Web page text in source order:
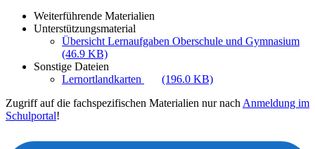
Weiterführende Materialien
Unterstützungsmaterial
Übersicht Lernaufgaben Oberschule und Gymnasium
(46.9 KB)
Sonstige Dateien
Lernortlandkarten
(196.0 KB)
Zugriff auf die fachspezifischen Materialien nur nach Anmeldung im
Schulportal!